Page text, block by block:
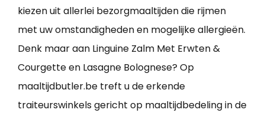
kiezen uit allerlei bezorgmaaltijden die rijmen
met uw omstandigheden en mogelijke allergieën.
Denk maar aan Linguine Zalm Met Erwten &
Courgette en Lasagne Bolognese? Op
maaltijdbutler.be treft u de erkende
traiteurswinkels gericht op maaltijdbedeling in de